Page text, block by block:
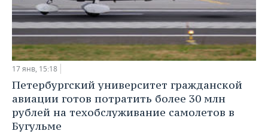
17 янв, 15:18
Петербургский университет гражданской
авиации готов потратить более 30 млн
рублей на техобслуживание самолетов в
Бугульме